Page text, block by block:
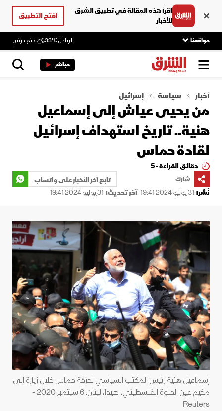
اقرأ هذه المقالة في تطبيق الشرق
للأخبار
افتح التطبيق
مواقعنا الرياض33°C غائم جزئي
مباشر
أخبار سياسة إسرائيل
من يحيى عياش إلى إسماعيل
هنية.. تاريخ استهداف إسرائيل
لقادة حماس
دقائق القراءة - 5
شارك
تابع آخر الأخبار على واتساب
نُشر: 31 يوليو 2024 19:41 آخر تحديث: 31 يوليو 2024 19:41
إسماعيل هنية رئيس المكتب السياسي لحركة حماس خلال زيارة إلى
مخيم عين الحلوة الفلسطيني، صيدا، لبنان. 6 سبتمبر 2020 -
Reuters